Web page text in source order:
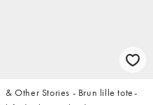
& Other Stories - Brun lille tote-